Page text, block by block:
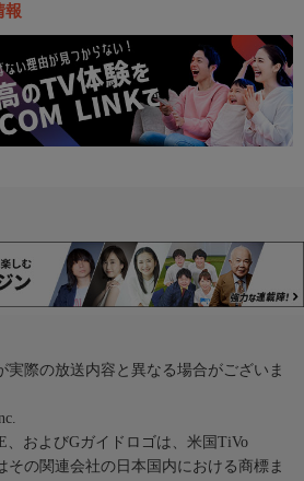
報
実際の放送内容と異なる場合がございま
、およびGガイドロゴは、米国TiVo
その関連会社の日本国内における商標ま